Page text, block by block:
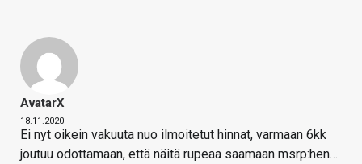
AvatarX
18.11.2020
Ei nyt oikein vakuuta nuo ilmoitetut hinnat, varmaan 6kk
joutuu odottamaan, että näitä rupeaa saamaan msrp:hen…